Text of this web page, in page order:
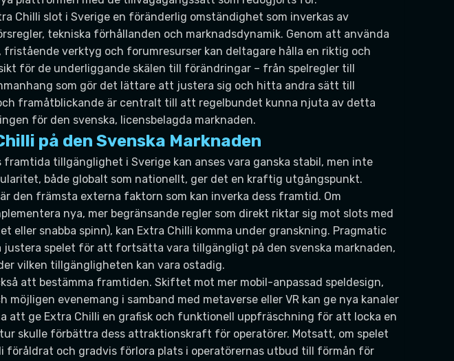
Chilli slot i Sverige en föränderlig omständighet som inverkas av
tekniska förhållanden och marknadsdynamik. Genom att använda
fristående verktyg och forumresurser kan deltagare hålla en riktig och
för de underliggande skälen till förändringar – från spelregler till
som gör det lättare att justera sig och hitta andra sätt till
framåtblickande är centralt till att regelbundet kunna njuta av detta
för den svenska, licensbelagda marknaden.
på den Svenska Marknaden
tillgänglighet i Sverige kan anses vara ganska stabil, men inte
både globalt som nationellt, ger det en kraftig utgångspunkt.
den främsta externa faktorn som kan inverka dess framtid. Om
nya, mer begränsande regler som direkt riktar sig mot slots med
eller snabba spinn), kan Extra Chilli komma under granskning. Pragmatic
justera spelet för att fortsätta vara tillgängligt på den svenska marknaden,
vilken tillgängligheten kan vara ostadig.
att bestämma framtiden. Skiftet mot mer mobil-anpassad speldesign,
evenemang i samband med metaverse eller VR kan ge nya kanaler
att ge Extra Chilli en grafisk och funktionell uppfräschning för att locka en
skulle förbättra dess attraktionskraft för operatörer. Motsatt, om spelet
föråldrat och gradvis förlora plats i operatörernas utbud till förmån för